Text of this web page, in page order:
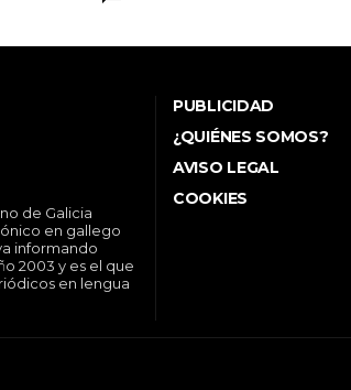
de Galicia
en gallego
informando
2003 y es el que
en lengua
PUBLICIDAD
¿QUIÉNES SOMOS?
AVISO LEGAL
COOKIES